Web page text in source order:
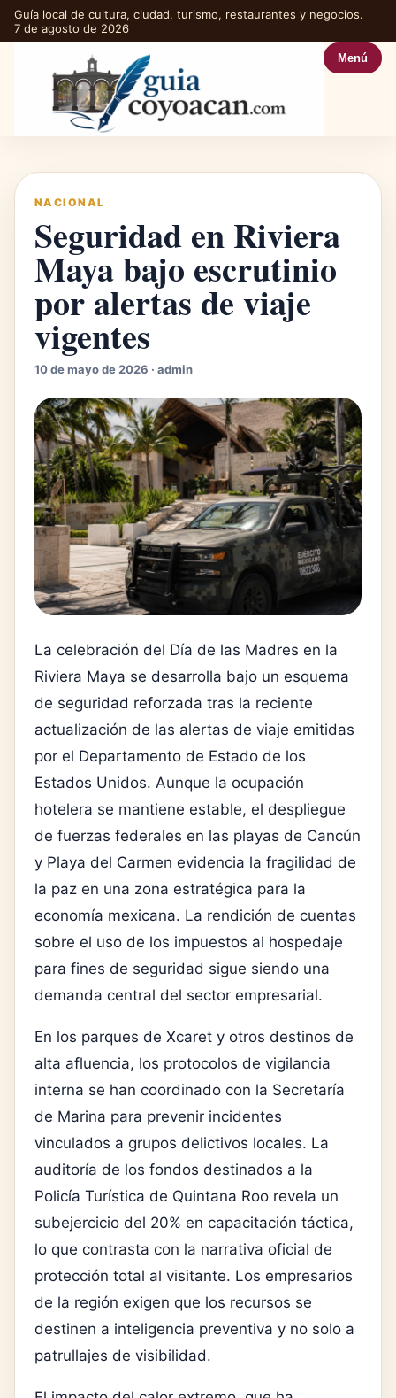
Guía local de cultura, ciudad, turismo, restaurantes y negocios.
7 de agosto de 2026
Menú
NACIONAL
Seguridad en Riviera
Maya bajo escrutinio
por alertas de viaje
vigentes
10 de mayo de 2026 · admin
La celebración del Día de las Madres en la
Riviera Maya se desarrolla bajo un esquema
de seguridad reforzada tras la reciente
actualización de las alertas de viaje emitidas
por el Departamento de Estado de los
Estados Unidos. Aunque la ocupación
hotelera se mantiene estable, el despliegue
de fuerzas federales en las playas de Cancún
y Playa del Carmen evidencia la fragilidad de
la paz en una zona estratégica para la
economía mexicana. La rendición de cuentas
sobre el uso de los impuestos al hospedaje
para fines de seguridad sigue siendo una
demanda central del sector empresarial.
En los parques de Xcaret y otros destinos de
alta afluencia, los protocolos de vigilancia
interna se han coordinado con la Secretaría
de Marina para prevenir incidentes
vinculados a grupos delictivos locales. La
auditoría de los fondos destinados a la
Policía Turística de Quintana Roo revela un
subejercicio del 20% en capacitación táctica,
lo que contrasta con la narrativa oficial de
protección total al visitante. Los empresarios
de la región exigen que los recursos se
destinen a inteligencia preventiva y no solo a
patrullajes de visibilidad.